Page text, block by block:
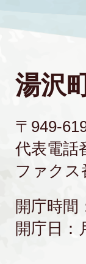
湯沢
〒949-
代表電話
ファクス
開庁時間
開庁日：